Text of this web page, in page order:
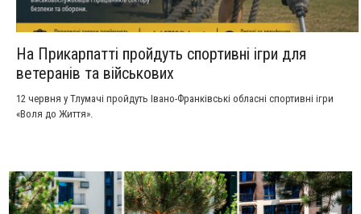
На Прикарпатті пройдуть спортивні ігри для
ветеранів та військових
12 червня у Тлумачі пройдуть Івано-Франківські обласні спортивні ігри
«Воля до Життя».